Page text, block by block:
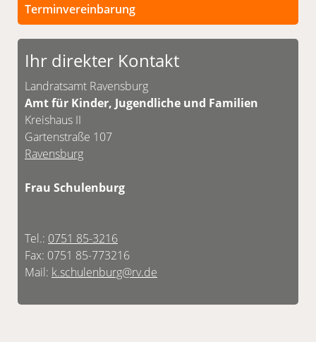
Terminvereinbarung
Persönliche Termine sind nach vorheriger
Vereinbarung möglich.
Ihr direkter Kontakt
Landratsamt Ravensburg
Amt für Kinder, Jugendliche und Familien
Kreishaus II
Gartenstraße 107
Ravensburg
Frau Schulenburg
Tel.: 0751 85-3216
Fax: 0751 85-773216
Mail: k.schulenburg@rv.de